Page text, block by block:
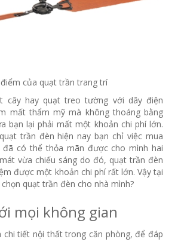
của quạt trần trang trí
cây hay quạt treo tường với dây điện
mất thẩm mỹ mà không thoáng bằng
bạn lại phải mất một khoản chi phí lớn.
trần đèn hiện nay bạn chỉ việc mua
có thể thỏa mãn được cho mình hai
vừa chiếu sáng do đó, quạt trần đèn
được một khoản chi phí rất lớn. Vậy tại
quạt trần đèn cho nhà mình?
mọi không gian
chi tiết nội thất trong căn phòng, để đáp